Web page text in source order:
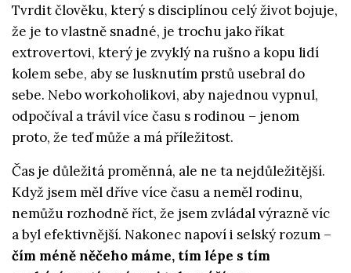
Tvrdit člověku, který s disciplínou celý život bojuje,
že je to vlastně snadné, je trochu jako říkat
extrovertovi, který je zvyklý na rušno a kopu lidí
kolem sebe, aby se lusknutím prstů usebral do
sebe. Nebo workoholikovi, aby najednou vypnul,
odpočíval a trávil více času s rodinou – jenom
proto, že teď může a má příležitost.
Čas je důležitá proměnná, ale ne ta nejdůležitější.
Když jsem měl dříve více času a neměl rodinu,
nemůžu rozhodně říct, že jsem zvládal výrazně víc
a byl efektivnější. Nakonec napoví i selský rozum –
čím méně něčeho máme, tím lépe s tím